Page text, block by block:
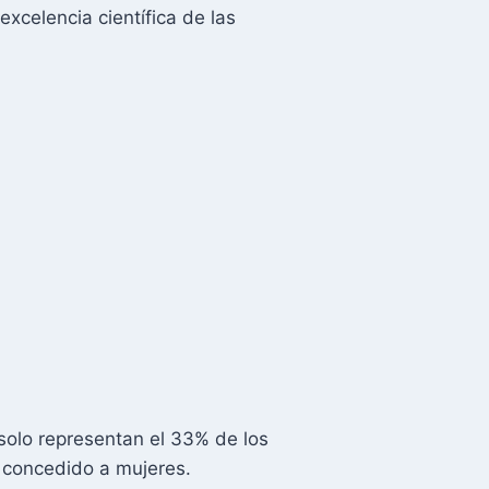
científica de las
representan el 33% de los
a mujeres.